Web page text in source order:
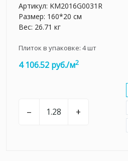
Артикул: KM2016G0031R
Размер: 160*20 см
Вес: 26.71 кг
Плиток в упаковке: 4шт
4 106.52 руб./м2
– +